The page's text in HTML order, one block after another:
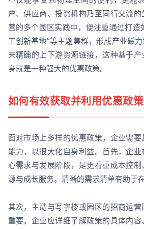
户、供应商、投资机构乃至同行交流
营的多个园区实践中，便注重通过打造
工创新基地”等主题集群，形成产业磁
来精确的上下游资源链接，这种基于
身就是一种强大的优惠政策。
如何有效获取并利用优惠政策
面对市场上多样的优惠政策，企业需要
能力，以很大化自身利益。首先，企
心需求与发展阶段，是更看重成本控
源与成长服务。清晰的需求清单有助于
其次，主动与写字楼或园区的招商运
重要。企业应详细了解政策的具体内